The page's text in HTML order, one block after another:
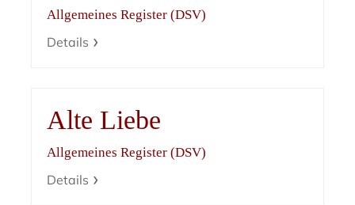
Allgemeines Register (DSV)
Details
Alte Liebe
Allgemeines Register (DSV)
Details